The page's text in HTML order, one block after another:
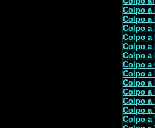
Colpo a
Colpo a
Colpo a
Colpo a
Colpo a
Colpo a
Colpo a
Colpo a
Colpo a
Colpo a
Colpo a
Colpo a
Colpo a